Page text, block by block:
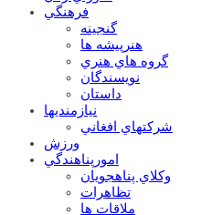
فرهنگي
گنجينه
هنرپيشه ها
گروه هاي هنري
نويسندگان
داستان
نيازمنديها
شرکتهاي افغاني
ورزش
امورپناهندگي
وکلاي پناهجويان
تظاهرات
ملاقات ها